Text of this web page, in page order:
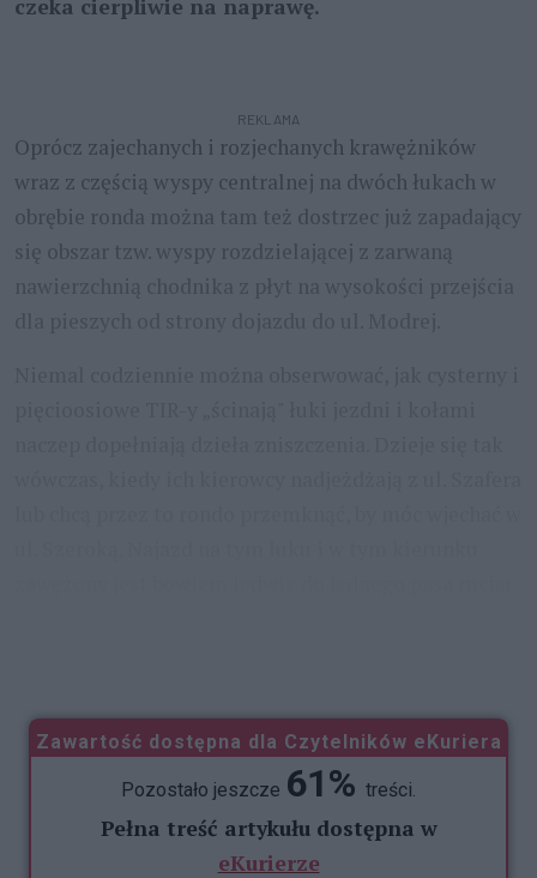
czeka cierpliwie na naprawę.
REKLAMA
Oprócz zajechanych i rozjechanych krawężników
wraz z częścią wyspy centralnej na dwóch łukach w
obrębie ronda można tam też dostrzec już zapadający
się obszar tzw. wyspy rozdzielającej z zarwaną
nawierzchnią chodnika z płyt na wysokości przejścia
Zawartość dostępna dla Czytelników eKuriera
Pozostało jeszcze 61% treści.
Pełna treść artykułu dostępna w
eKurierze